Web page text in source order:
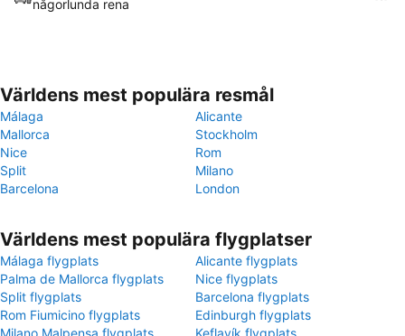
någorlunda rena
Världens mest populära resmål
Málaga
Alicante
Mallorca
Stockholm
Nice
Rom
Split
Milano
Barcelona
London
Världens mest populära flygplatser
Málaga flygplats
Alicante flygplats
Palma de Mallorca flygplats
Nice flygplats
Split flygplats
Barcelona flygplats
Rom Fiumicino flygplats
Edinburgh flygplats
Milano Malpensa flygplats
Keflavík flygplats